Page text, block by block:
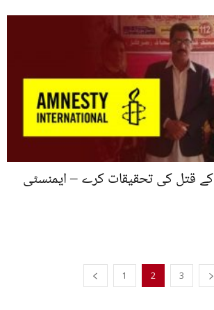
کے قتل کی تحقیقات کرے – ایمنسٹی
1 2 3